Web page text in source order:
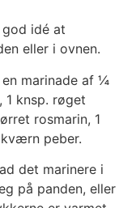
idé at
eller i ovnen.
marinade af ¼
1 knsp. røget
rosmarin, 1
peber.
det marinere i
på panden, eller